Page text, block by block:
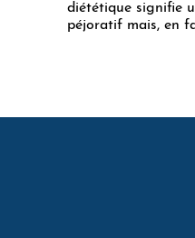
diététique signifie
péjoratif mais, en